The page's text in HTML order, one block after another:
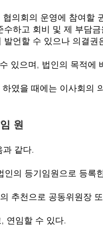
의회의 운영에 참여할
비 및 제 부담금을
수 있으나 의결권은
있으며, 법인의 목적에
이사회의 의결을
원
같다.
등기임원으로 등록
으로 공동위원장 또
연임할 수 있다.